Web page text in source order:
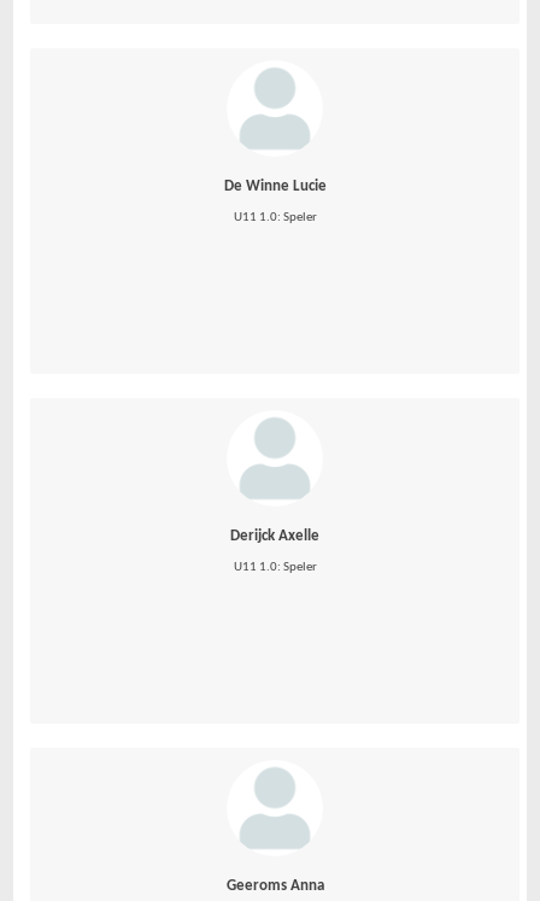
De Winne Lucie
U11 1.0: Speler
Derijck Axelle
U11 1.0: Speler
Geeroms Anna